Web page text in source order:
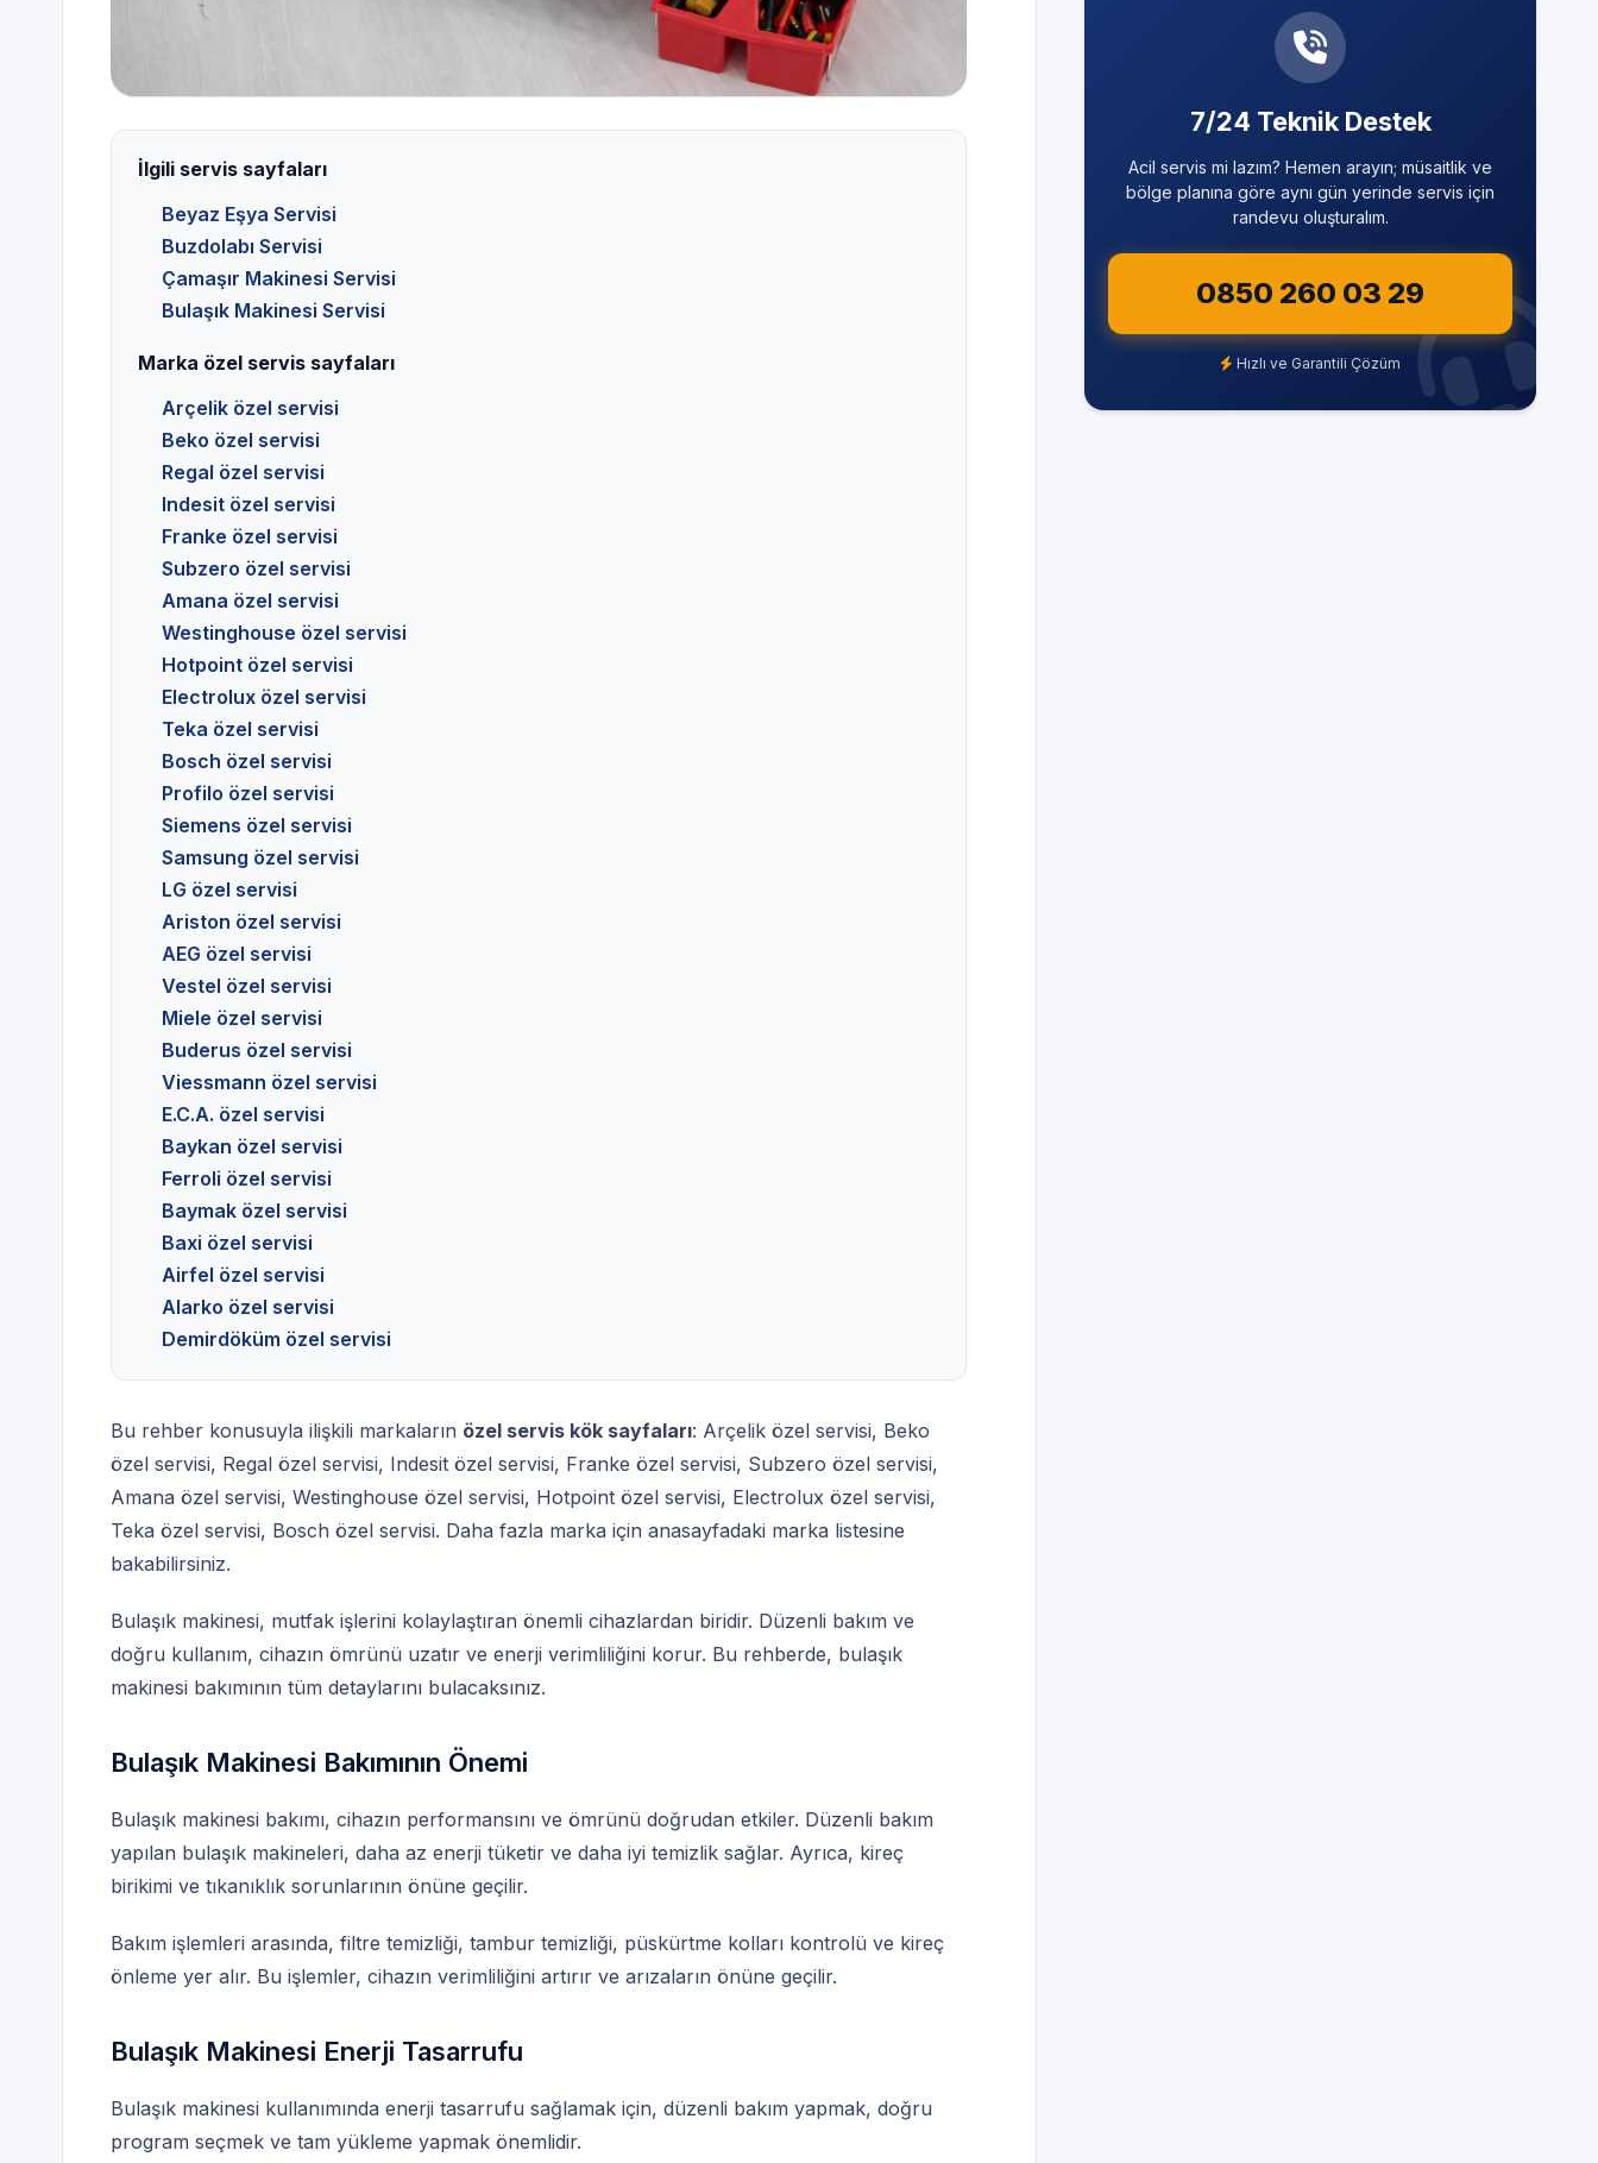
İlgili servis sayfaları
Beyaz Eşya Servisi
Buzdolabı Servisi
Çamaşır Makinesi Servisi
Bulaşık Makinesi Servisi
Marka özel servis sayfaları
Arçelik özel servisi
Beko özel servisi
Regal özel servisi
Indesit özel servisi
Franke özel servisi
Subzero özel servisi
Amana özel servisi
Westinghouse özel servisi
Hotpoint özel servisi
Electrolux özel servisi
Teka özel servisi
Bosch özel servisi
Profilo özel servisi
Siemens özel servisi
Samsung özel servisi
LG özel servisi
Ariston özel servisi
AEG özel servisi
Vestel özel servisi
Miele özel servisi
Buderus özel servisi
Viessmann özel servisi
E.C.A. özel servisi
Baykan özel servisi
Ferroli özel servisi
Baymak özel servisi
Baxi özel servisi
Airfel özel servisi
Alarko özel servisi
Demirdöküm özel servisi
Bu rehber konusuyla ilişkili markaların özel servis kök sayfaları: Arçelik özel servisi, Beko
özel servisi, Regal özel servisi, Indesit özel servisi, Franke özel servisi, Subzero özel servisi,
Amana özel servisi, Westinghouse özel servisi, Hotpoint özel servisi, Electrolux özel servisi,
Teka özel servisi, Bosch özel servisi. Daha fazla marka için anasayfadaki marka listesine
bakabilirsiniz.
Bulaşık makinesi, mutfak işlerini kolaylaştıran önemli cihazlardan biridir. Düzenli bakım ve
doğru kullanım, cihazın ömrünü uzatır ve enerji verimliliğini korur. Bu rehberde, bulaşık
makinesi bakımının tüm detaylarını bulacaksınız.
Bulaşık Makinesi Bakımının Önemi
Bulaşık makinesi bakımı, cihazın performansını ve ömrünü doğrudan etkiler. Düzenli bakım
yapılan bulaşık makineleri, daha az enerji tüketir ve daha iyi temizlik sağlar. Ayrıca, kireç
birikimi ve tıkanıklık sorunlarının önüne geçilir.
Bakım işlemleri arasında, filtre temizliği, tambur temizliği, püskürtme kolları kontrolü ve kireç
önleme yer alır. Bu işlemler, cihazın verimliliğini artırır ve arızaların önüne geçilir.
Bulaşık Makinesi Enerji Tasarrufu
Bulaşık makinesi kullanımında enerji tasarrufu sağlamak için, düzenli bakım yapmak, doğru
program seçmek ve tam yükleme yapmak önemlidir.
7/24 Teknik Destek
Acil servis mi lazım? Hemen arayın; müsaitlik ve
bölge planına göre aynı gün yerinde servis için
randevu oluşturalım.
0850 260 03 29
Hızlı ve Garantili Çözüm